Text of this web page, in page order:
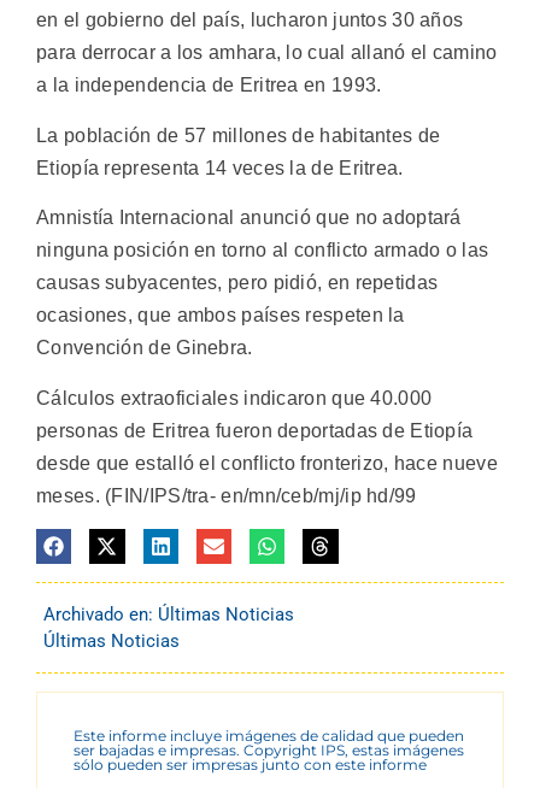
en el gobierno del país, lucharon juntos 30 años
para derrocar a los amhara, lo cual allanó el camino
a la independencia de Eritrea en 1993.
La población de 57 millones de habitantes de
Etiopía representa 14 veces la de Eritrea.
Amnistía Internacional anunció que no adoptará
ninguna posición en torno al conflicto armado o las
causas subyacentes, pero pidió, en repetidas
ocasiones, que ambos países respeten la
Convención de Ginebra.
Cálculos extraoficiales indicaron que 40.000
personas de Eritrea fueron deportadas de Etiopía
desde que estalló el conflicto fronterizo, hace nueve
meses. (FIN/IPS/tra- en/mn/ceb/mj/ip hd/99
Archivado en: Últimas Noticias
Últimas Noticias
Este informe incluye imágenes de calidad que pueden
ser bajadas e impresas. Copyright IPS, estas imágenes
sólo pueden ser impresas junto con este informe